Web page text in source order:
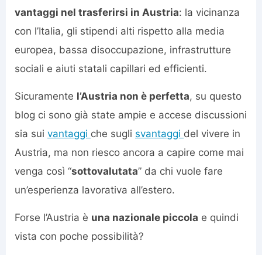
vantaggi nel trasferirsi in Austria: la vicinanza
con l’Italia, gli stipendi alti rispetto alla media
europea, bassa disoccupazione, infrastrutture
sociali e aiuti statali capillari ed efficienti.
Sicuramente l’Austria non è perfetta, su questo
blog ci sono già state ampie e accese discussioni
sia sui vantaggi che sugli svantaggi del vivere in
Austria, ma non riesco ancora a capire come mai
venga così “sottovalutata” da chi vuole fare
un’esperienza lavorativa all’estero.
Forse l’Austria è una nazionale piccola e quindi
vista con poche possibilità?